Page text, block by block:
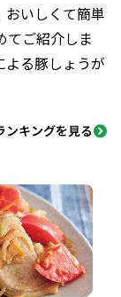
おいしくて簡単
てご紹介しま
る豚しょうが
ンキングを見る